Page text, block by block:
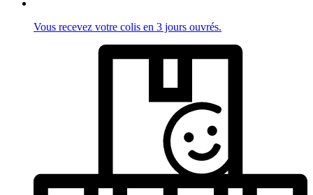
Vous recevez votre colis en 3 jours ouvrés.